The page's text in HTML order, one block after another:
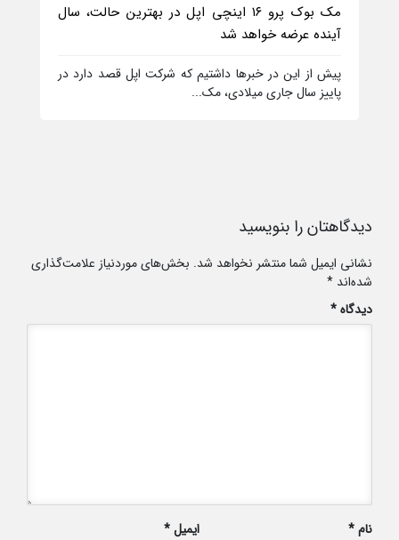
مک بوک پرو ۱۶ اینچی اپل در بهترین حالت، سال
آینده عرضه خواهد شد
پیش از این در خبرها داشتیم که شرکت اپل قصد دارد در
پاییز سال جاری میلادی، مک...
دیدگاهتان را بنویسید
نشانی ایمیل شما منتشر نخواهد شد. بخش‌های موردنیاز علامت‌گذاری
شده‌اند *
دیدگاه*
نام* ایمیل*